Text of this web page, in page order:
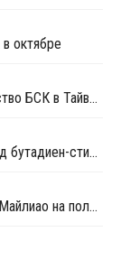
октябре
TSRC планирует в апреле закрыть производство БСК в Тайване на ремонт
TSRC Corporation 30 июня перезапустит завод бутадиен-стирольного каучука в Тайване после планового ремонта
Formosa загрузила крекинг-установку № 3 в Майлиао на полную мощность